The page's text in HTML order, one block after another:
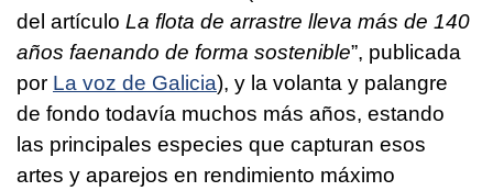
del artículo La flota de arrastre lleva más de 140
años faenando de forma sostenible”, publicada
por La voz de Galicia), y la volanta y palangre
de fondo todavía muchos más años, estando
las principales especies que capturan esos
artes y aparejos en rendimiento máximo